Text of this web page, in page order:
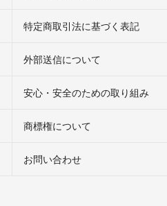
特定商取引法に基づく表記
外部送信について
安心・安全のための取り組み
商標権について
お問い合わせ